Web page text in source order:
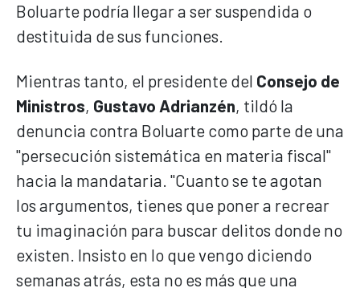
Boluarte podría llegar a ser suspendida o
destituida de sus funciones.
Mientras tanto, el presidente del Consejo de
Ministros, Gustavo Adrianzén, tildó la
denuncia contra Boluarte como parte de una
"persecución sistemática en materia fiscal"
hacia la mandataria. "Cuanto se te agotan
los argumentos, tienes que poner a recrear
tu imaginación para buscar delitos donde no
existen. Insisto en lo que vengo diciendo
semanas atrás, esta no es más que una